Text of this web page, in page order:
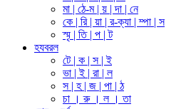
মা | ঠে-ম | য় | দা | নে
কে | রি | য়া | র-ক্যা | ম্পা | স
স্মৃ | তি | প | ট
হযবরল
টে | ক | স | ই
ভা | ই | রা | ল
স | হ | জ | পা | ঠ
চা । রু । ল । তা